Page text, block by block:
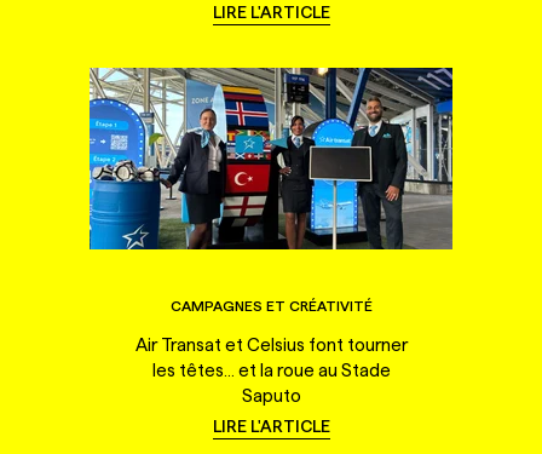
LIRE L'ARTICLE
CAMPAGNES ET CRÉATIVITÉ
Air Transat et Celsius font tourner
les têtes... et la roue au Stade
Saputo
LIRE L'ARTICLE